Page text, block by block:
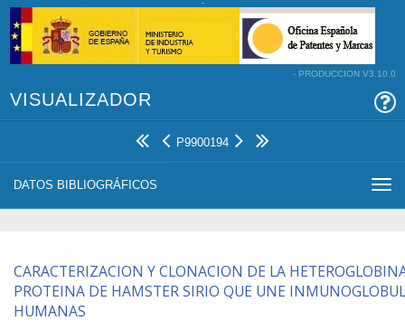
VISUALIZADOR
- PRODUCCION V3.10.0
P9900194
DATOS BIBLIOGRÁFICOS
CARACTERIZACION Y CLONACION DE LA
PROTEINA DE HAMSTER SIRIO QUE UNE
HUMANAS